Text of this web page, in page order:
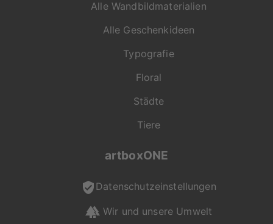
Alle Wandbildmaterialien
Alle Geschenkideen
Typografie
Floral
Städte
Tiere
artboxONE
Datenschutzeinstellungen
Wir und unsere Umwelt